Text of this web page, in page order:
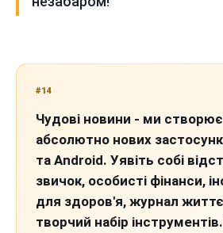
#14
Чудові новини - ми
абсолютно нових
та Android. Уявіть собі
звичок, особисті фінанси,
для здоров'я, журнал
творчий набір